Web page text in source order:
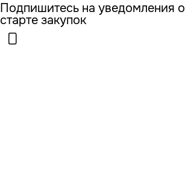
Подпишитесь на уведомления о
старте закупок